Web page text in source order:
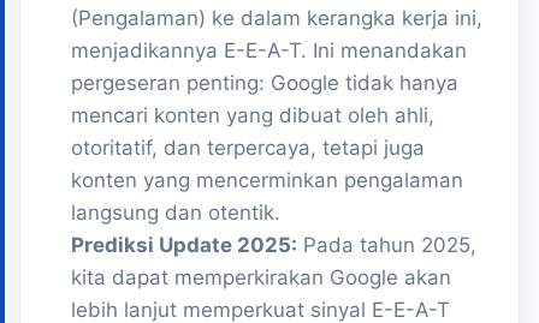
(Pengalaman) ke dalam kerangka kerja ini,
menjadikannya E-E-A-T. Ini menandakan
pergeseran penting: Google tidak hanya
mencari konten yang dibuat oleh ahli,
otoritatif, dan terpercaya, tetapi juga
konten yang mencerminkan pengalaman
langsung dan otentik.
Prediksi Update 2025: Pada tahun 2025,
kita dapat memperkirakan Google akan
lebih lanjut memperkuat sinyal E-E-A-T